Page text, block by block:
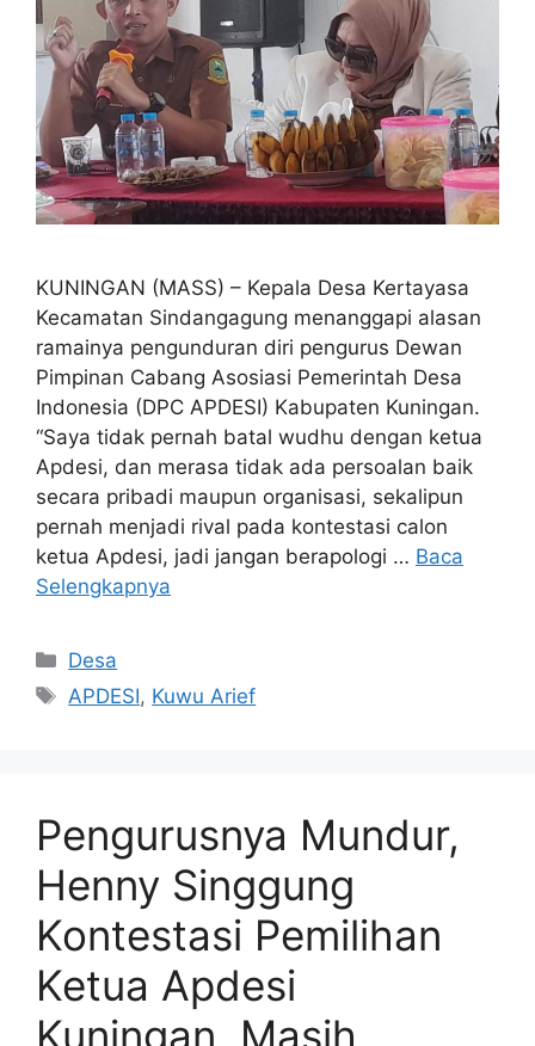
KUNINGAN (MASS) – Kepala Desa Kertayasa
Kecamatan Sindangagung menanggapi alasan
ramainya pengunduran diri pengurus Dewan
Pimpinan Cabang Asosiasi Pemerintah Desa
Indonesia (DPC APDESI) Kabupaten Kuningan.
“Saya tidak pernah batal wudhu dengan ketua
Apdesi, dan merasa tidak ada persoalan baik
secara pribadi maupun organisasi, sekalipun
pernah menjadi rival pada kontestasi calon
ketua Apdesi, jadi jangan berapologi … Baca
Selengkapnya
Kategori
Desa
Tag
APDESI, Kuwu Arief
Pengurusnya Mundur,
Henny Singgung
Kontestasi Pemilihan
Ketua Apdesi
Kuningan, Masih